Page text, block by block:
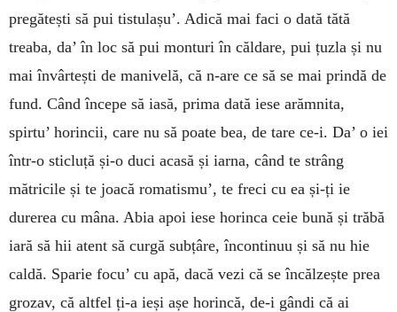
pregătești să pui tistulașu’. Adică mai faci o dată tătă
treaba, da’ în loc să pui monturi în căldare, pui țuzla și nu
mai învârtești de manivelă, că n-are ce să se mai prindă de
fund. Când începe să iasă, prima dată iese arămnita,
spirtu’ horincii, care nu să poate bea, de tare ce-i. Da’ o iei
într-o sticluță și-o duci acasă și iarna, când te strâng
mătricile și te joacă romatismu’, te freci cu ea și-ți ie
durerea cu mâna. Abia apoi iese horinca ceie bună și trăbă
iară să hii atent să curgă subțâre, încontinuu și să nu hie
caldă. Sparie focu’ cu apă, dacă vezi că se încălzește prea
grozav, că altfel ți-a ieși așe horincă, de-i gândi că ai